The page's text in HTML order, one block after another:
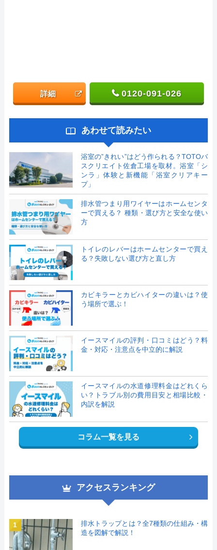
詳細 0120-091-026
あわせて読みたい
浴室の”きれい”はどう作られる？TOTOバ
スクリエイト佐倉工場を取材。浴室「シ
ンラ」体験と新機能「浴室クリアキー
プ」
排水管つまり用ワイヤーはホームセンタ
ーで買える？ 種類・選び方と安全な使い
方
トイレのレバーはホームセンターで買え
る？失敗しない選び方と直し方
カビキラーとカビハイターの違いは？使
う場所で選ぶ！
イースマイルの評判・口コミはどう？料
金・対応・注意点を中立的に解説
イースマイルの水道修理料金はどれくら
い？トラブル別の費用目安と相場比較・
内訳を解説
コラム一覧を見る
アクセスランキング
1
排水トラップとは？全7種類の仕組み・構
造を図解で解説！